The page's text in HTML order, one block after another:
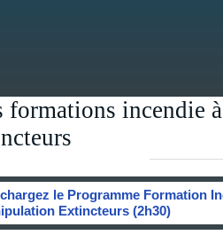
formations incendie
le Programme Formation
Extincteurs (2h30)